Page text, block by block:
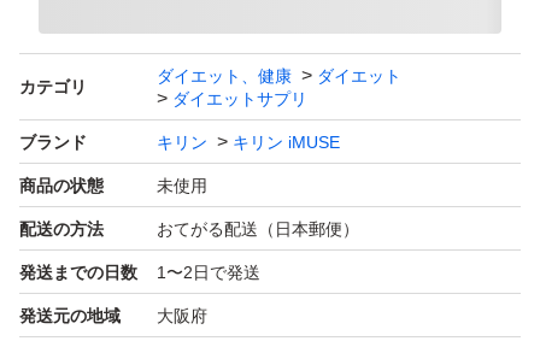
カテゴリ
ダイエット、健康
ダイエット
ダイエットサプリ
ブランド キリン キリン iMUSE
商品の状態 未使用
配送の方法 おてがる配送（日本郵便）
発送までの日数 1〜2日で発送
発送元の地域 大阪府